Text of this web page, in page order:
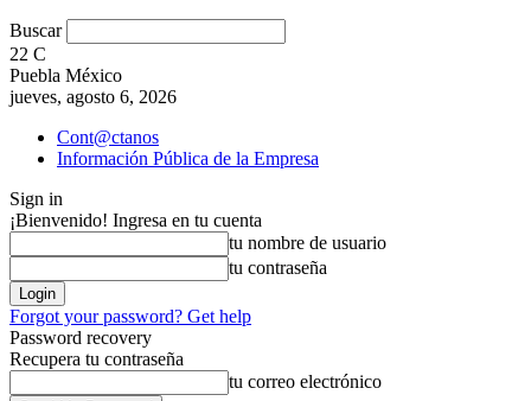
Buscar
22 C
Puebla México
jueves, agosto 6, 2026
Cont@ctanos
Información Pública de la Empresa
Sign in
¡Bienvenido! Ingresa en tu cuenta
tu nombre de usuario
tu contraseña
Forgot your password? Get help
Password recovery
Recupera tu contraseña
tu correo electrónico